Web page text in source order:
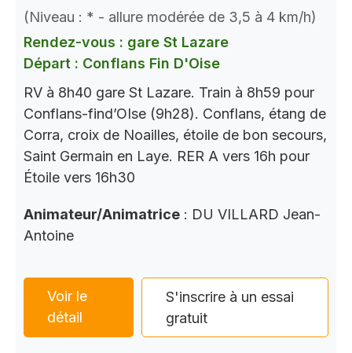
(Niveau : * - allure modérée de 3,5 à 4 km/h)
Rendez-vous : gare St Lazare
Départ : Conflans Fin D'Oise
RV à 8h40 gare St Lazare. Train à 8h59 pour
Conflans-find’OIse (9h28). Conflans, étang de
Corra, croix de Noailles, étoile de bon secours,
Saint Germain en Laye. RER A vers 16h pour
Étoile vers 16h30
Animateur/Animatrice : DU VILLARD Jean-
Antoine
Voir le
détail
S'inscrire à un essai
gratuit